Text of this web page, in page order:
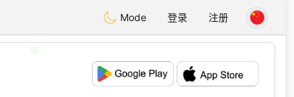
Mode 登录 注册